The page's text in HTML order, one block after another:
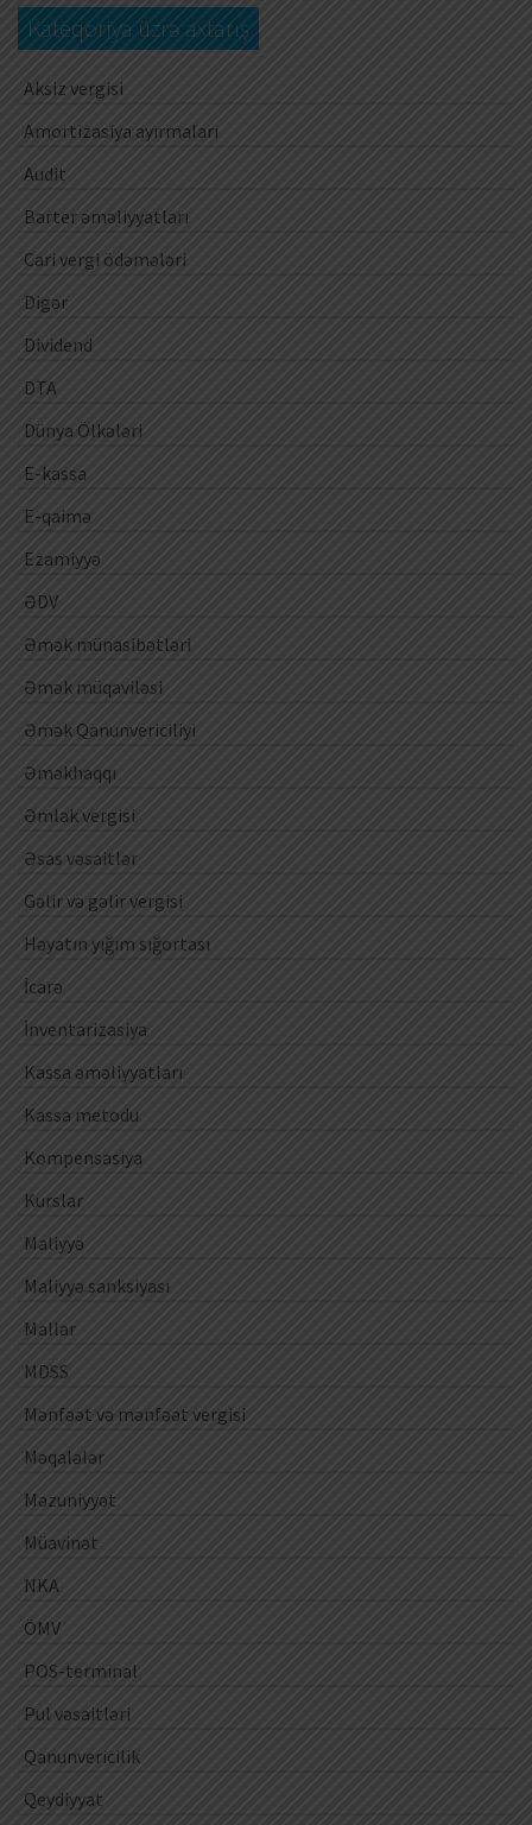
Kateqoriya üzrə axtarış
Aksiz vergisi
Amortizasiya ayırmaları
Audit
Barter əməliyyatları
Cari vergi ödəmələri
Digər
Dividend
DTA
Dünya Ölkələri
E-kassa
E-qaimə
Ezamiyyə
ƏDV
Əmək münasibətləri
Əmək müqaviləsi
Əmək Qanunvericiliyi
Əməkhaqqı
Əmlak vergisi
Əsas vəsaitlər
Gəlir və gəlir vergisi
Həyatın yığım sığortası
İcarə
İnventarizasiya
Kassa əməliyyatları
Kassa metodu
Kompensasiya
Kurslar
Maliyyə
Maliyyə sanksiyası
Mallar
MDSS
Mənfəət və mənfəət vergisi
Məqalələr
Məzuniyyət
Müavinət
NKA
ÖMV
POS-terminal
Pul vəsaitləri
Qanunvericilik
Qeydiyyat